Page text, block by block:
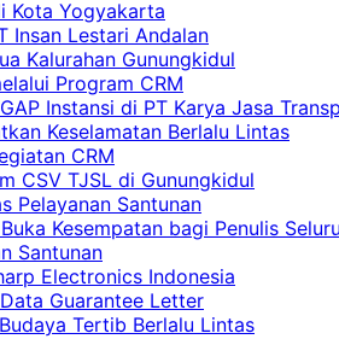
Kota Yogyakarta
Insan Lestari Andalan
Kalurahan Gunungkidul
Program CRM
Instansi di PT Karya Jasa
Keselamatan Berlalu Lintas
CRM
CSV TJSL di Gunungkidul
Pelayanan Santunan
Kesempatan bagi Penulis
Santunan
Electronics Indonesia
Guarantee Letter
Tertib Berlalu Lintas